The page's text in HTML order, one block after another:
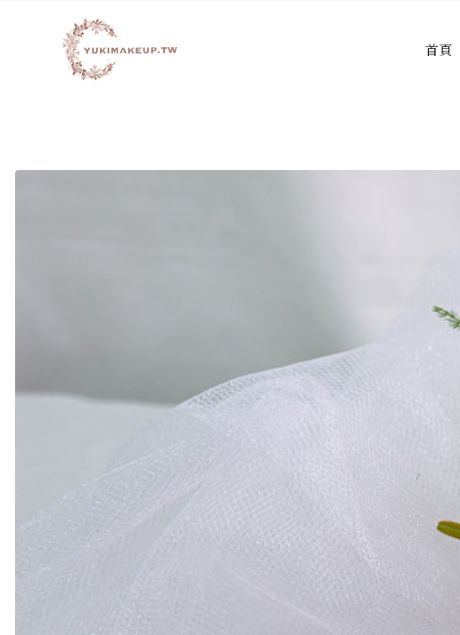
首頁